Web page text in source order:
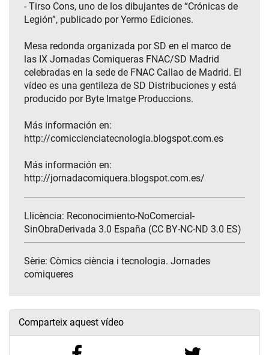
- Tirso Cons, uno de los dibujantes de “Crónicas de
Legión”, publicado por Yermo Ediciones.
Mesa redonda organizada por SD en el marco de
las IX Jornadas Comiqueras FNAC/SD Madrid
celebradas en la sede de FNAC Callao de Madrid. El
vídeo es una gentileza de SD Distribuciones y está
producido por Byte Imatge Produccions.
Más información en:
http://comiccienciatecnologia.blogspot.com.es
Más información en:
http://jornadacomiquera.blogspot.com.es/
Llicència: Reconocimiento-NoComercial-
SinObraDerivada 3.0 España (CC BY-NC-ND 3.0 ES)
Sèrie: Còmics ciència i tecnologia. Jornades
comiqueres
Comparteix aquest vídeo